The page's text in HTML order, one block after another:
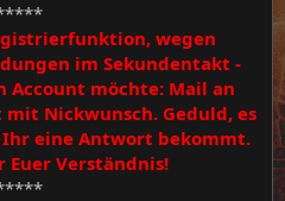
wegen
im Sekundentakt -
möchte: Mail an
Nickwunsch. Geduld, es
eine Antwort bekommt.
Euer Verständnis!